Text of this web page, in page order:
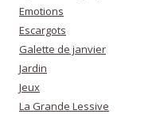
Emotions
Escargots
Galette de janvier
Jardin
Jeux
La Grande Lessive